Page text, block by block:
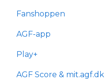
Fanshoppen
Generelle spørgsmål
Bestilling & ordre
Levering
AGF-app
Play+
AGF Score & mit.agf.dk